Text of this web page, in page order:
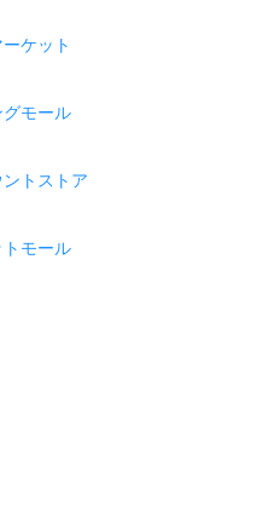
ケット
モール
トストア
モール